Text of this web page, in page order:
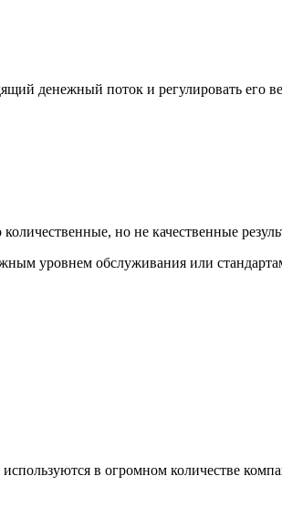
денежный поток и регулировать его
но не качественные
уровнем обслуживания или
в огромном количестве